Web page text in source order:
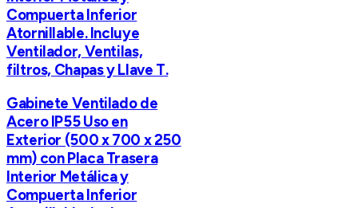
Compuerta Inferior
Atornillable. Incluye
Ventilador, Ventilas,
filtros, Chapas y Llave T.
Gabinete Ventilado de
Acero IP55 Uso en
Exterior (500 x 700 x 250
mm) con Placa Trasera
Interior Metálica y
Compuerta Inferior